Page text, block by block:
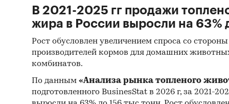
При
В 2021-2025 гг продажи
жира в России выросли на 63%
Рост обусловлен увеличением спроса со
производителей кормов для домашних
комбинатов.
По данным «Анализа рынка топленого
подготовленного BusinesStat в 2026 г, за 2021-